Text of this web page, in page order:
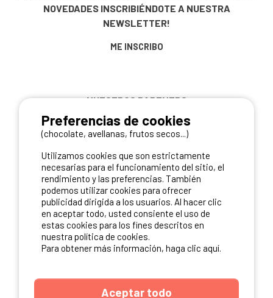
NOVEDADES INSCRIBIÉNDOTE A NUESTRA
NEWSLETTER!
ME INSCRIBO
NUESTROS PARTNERS
Preferencias de cookies
(chocolate, avellanas, frutos secos...)
Utilizamos cookies que son estrictamente
necesarias para el funcionamiento del sitio, el
rendimiento y las preferencias. También
podemos utilizar cookies para ofrecer
publicidad dirigida a los usuarios. Al hacer clic
en aceptar todo, usted consiente el uso de
estas cookies para los fines descritos en
nuestra política de cookies.
Para obtener más información, haga clic aquí.
Aceptar todo